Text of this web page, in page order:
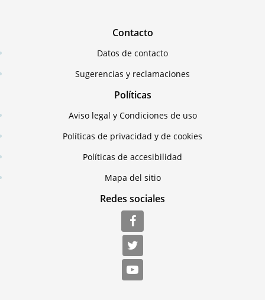
Contacto
Datos de contacto
Sugerencias y reclamaciones
Políticas
Aviso legal y Condiciones de uso
Políticas de privacidad y de cookies
Políticas de accesibilidad
Mapa del sitio
Redes sociales